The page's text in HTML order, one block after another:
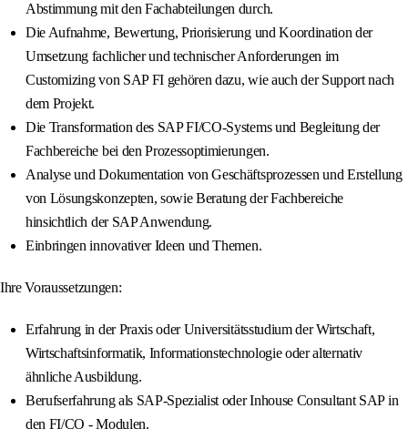
Abstimmung mit den Fachabteilungen durch.
Die Aufnahme, Bewertung, Priorisierung und Koordination der
Umsetzung fachlicher und technischer Anforderungen im
Customizing von SAP FI gehören dazu, wie auch der Support nach
dem Projekt.
Die Transformation des SAP FI/CO-Systems und Begleitung der
Fachbereiche bei den Prozessoptimierungen.
Analyse und Dokumentation von Geschäftsprozessen und Erstellung
von Lösungskonzepten, sowie Beratung der Fachbereiche
hinsichtlich der SAP Anwendung.
Einbringen innovativer Ideen und Themen.
Ihre Voraussetzungen:
Erfahrung in der Praxis oder Universitätsstudium der Wirtschaft,
Wirtschaftsinformatik, Informationstechnologie oder alternativ
ähnliche Ausbildung.
Berufserfahrung als SAP-Spezialist oder Inhouse Consultant SAP in
den FI/CO - Modulen.